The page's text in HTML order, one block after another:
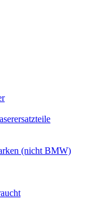
(nicht BMW)